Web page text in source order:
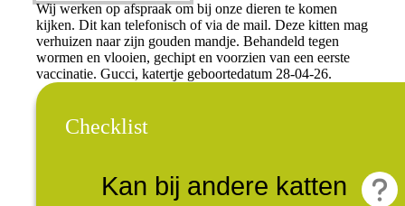
Wij werken op afspraak om bij onze dieren te komen
kijken. Dit kan telefonisch of via de mail. Deze kitten mag
verhuizen naar zijn gouden mandje. Behandeld tegen
wormen en vlooien, gechipt en voorzien van een eerste
vaccinatie. Gucci, katertje geboortedatum 28-04-26.
Checklist
Kan bij andere katten